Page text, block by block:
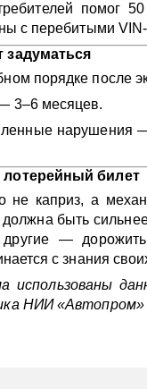
помог 50
с перебитыми
порядке после
3–6 месяцев.
нарушения
билет
каприз, а
быть
—
с знания
использованы
НИИ «Автопром»